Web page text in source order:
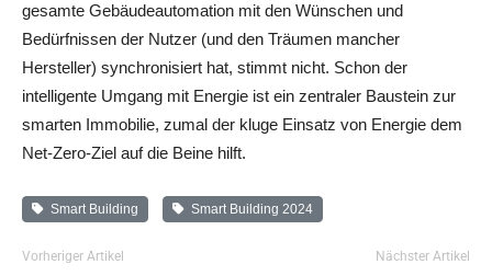
gesamte Gebäudeautomation mit den Wünschen und
Bedürfnissen der Nutzer (und den Träumen mancher
Hersteller) synchronisiert hat, stimmt nicht. Schon der
intelligente Umgang mit Energie ist ein zentraler Baustein zur
smarten Immobilie, zumal der kluge Einsatz von Energie dem
Net-Zero-Ziel auf die Beine hilft.
Smart Building Smart Building 2024
Vorheriger Artikel Nächster Artikel